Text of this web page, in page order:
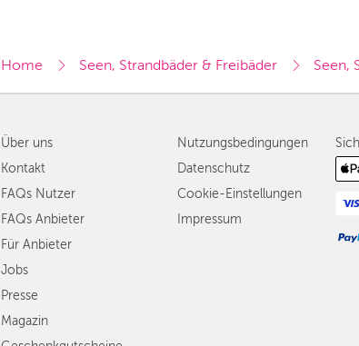
Home Seen, Strandbäder & Freibäder Seen,
Über uns
Kontakt
FAQs Nutzer
FAQs Anbieter
Für Anbieter
Jobs
Presse
Magazin
Nutzungsbedingungen
Datenschutz
Cookie-Einstellungen
Impressum